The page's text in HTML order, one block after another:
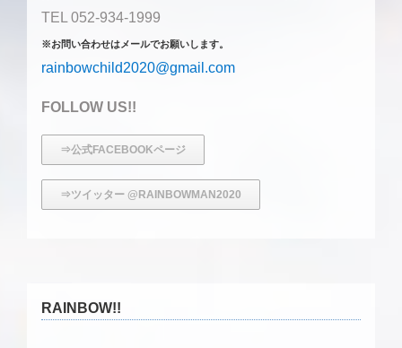
TEL 052-934-1999
※お問い合わせはメールでお願いします。
rainbowchild2020@gmail.com
FOLLOW US!!
⇒公式FACEBOOKページ
⇒ツイッター @RAINBOWMAN2020
RAINBOW!!